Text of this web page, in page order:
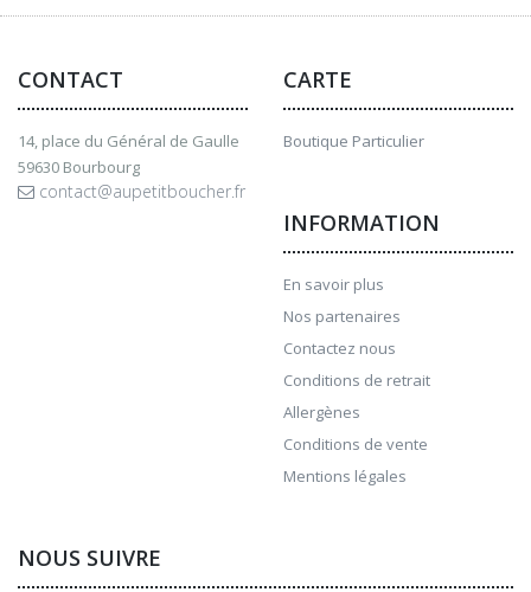
CONTACT
14, place du Général de Gaulle
59630 Bourbourg
contact@aupetitboucher.fr
CARTE
Boutique Particulier
INFORMATION
En savoir plus
Nos partenaires
Contactez nous
Conditions de retrait
Allergènes
Conditions de vente
Mentions légales
NOUS SUIVRE